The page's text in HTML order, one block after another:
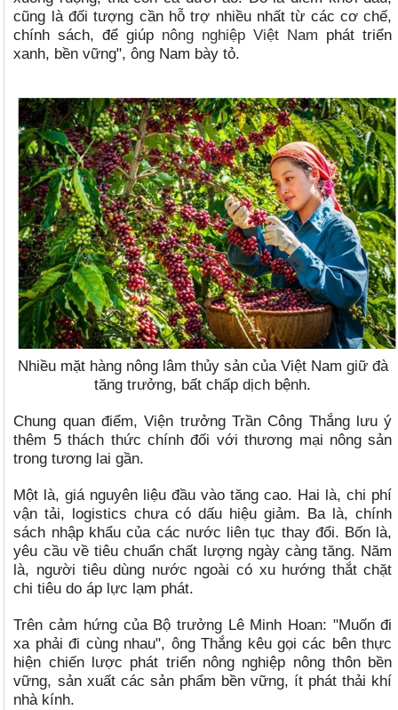
cũng là đối tượng cần hỗ trợ nhiều nhất từ các cơ chế,
chính sách, để giúp nông nghiệp Việt Nam phát triển
xanh, bền vững", ông Nam bày tỏ.
Nhiều mặt hàng nông lâm thủy sản của Việt Nam giữ đà
tăng trưởng, bất chấp dịch bệnh.
Chung quan điểm, Viện trưởng Trần Công Thắng lưu ý
thêm 5 thách thức chính đối với thương mại nông sản
trong tương lai gần.
Một là, giá nguyên liệu đầu vào tăng cao. Hai là, chi phí
vận tải, logistics chưa có dấu hiệu giảm. Ba là, chính
sách nhập khẩu của các nước liên tục thay đổi. Bốn là,
yêu cầu về tiêu chuẩn chất lượng ngày càng tăng. Năm
là, người tiêu dùng nước ngoài có xu hướng thắt chặt
chi tiêu do áp lực lạm phát.
Trên cảm hứng của Bộ trưởng Lê Minh Hoan: "Muốn đi
xa phải đi cùng nhau", ông Thắng kêu gọi các bên thực
hiện chiến lược phát triển nông nghiệp nông thôn bền
vững, sản xuất các sản phẩm bền vững, ít phát thải khí
nhà kính.